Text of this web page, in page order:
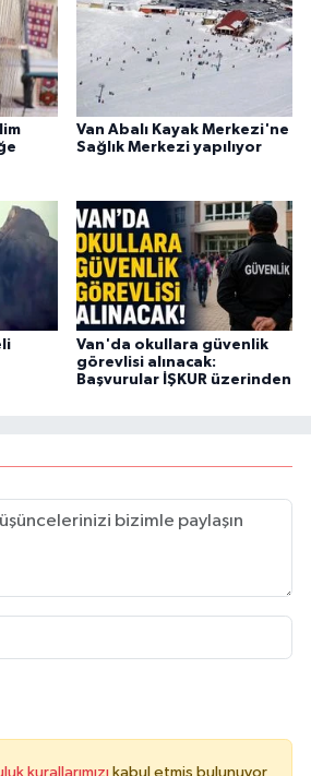
Van Abalı Kayak Merkezi'ne
Sağlık Merkezi yapılıyor
Van'da okullara güvenlik
görevlisi alınacak:
Başvurular İŞKUR üzerinden
kurallarımızı kabul etmiş bulunuyor